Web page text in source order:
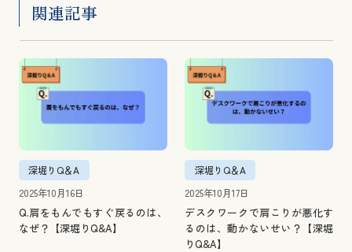
関連記事
深堀りQ＆A
2025年10月16日
Q.肩をもんでもすぐ戻るのは、
なぜ？【深堀りQ&A】
深堀りQ＆A
2025年10月17日
デスクワークで肩こりが悪化す
るのは、動かないせい？【深堀
りQ&A】